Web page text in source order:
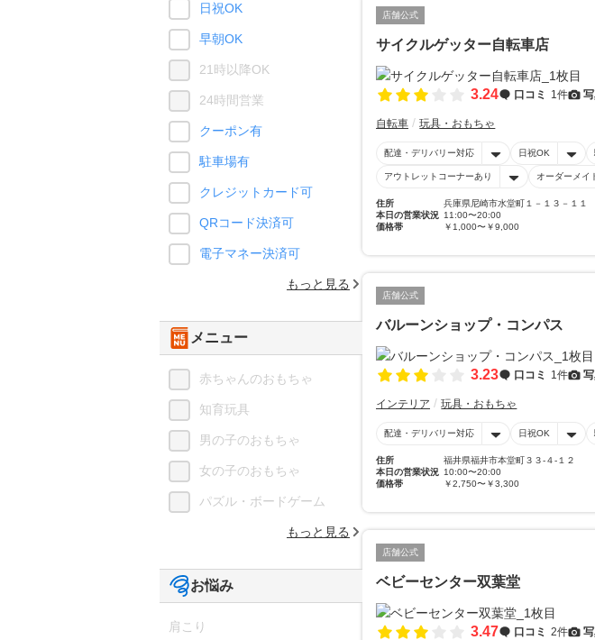
店舗公式
サイクルゲッター自転車店
3.24 口コミ 1件
自転車 玩具・おもちゃ
配達・デリバリー対応 日祝OK
アウトレットコーナーあり オーダーメイ
住所
兵庫県尼崎市水堂町１－１３－１１
本日の営業状況 11:00〜20:00
価格帯
￥1,000〜￥9,000
店舗公式
バルーンショップ・コンパス
3.23 口コミ 1件
インテリア 玩具・おもちゃ
配達・デリバリー対応 日祝OK
住所
福井県福井市本堂町３３-４-１２
本日の営業状況 10:00〜20:00
価格帯
￥2,750〜￥3,300
店舗公式
ベビーセンター双葉堂
3.47 口コミ 2件
日祝OK
早朝OK
21時以降OK
24時間営業
クーポン有
駐車場有
クレジットカード可
QRコード決済可
電子マネー決済可
もっと見る
メニュー
赤ちゃんのおもちゃ
知育玩具
男の子のおもちゃ
女の子のおもちゃ
パズル・ボードゲーム
もっと見る
お悩み
肩こり